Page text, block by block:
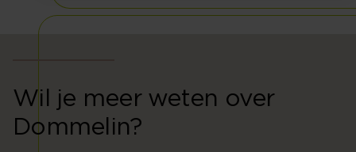
Wil je meer weten over
Dommelin?